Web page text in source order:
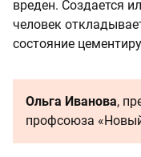
вреден. Создается
человек
состояние
Ольга Иванова,
профсоюза